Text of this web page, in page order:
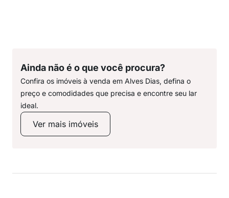
Ainda não é o que você procura?
Confira os imóveis à venda em Alves Dias, defina o
preço e comodidades que precisa e encontre seu lar
ideal.
Ver mais imóveis